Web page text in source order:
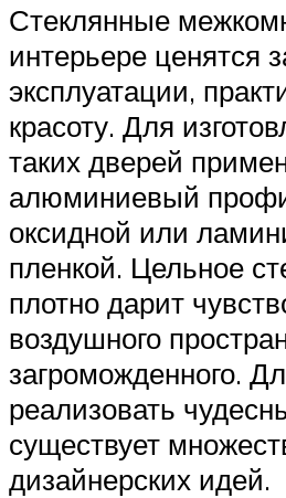
Стеклянные
интерьере ценятся
эксплуатации,
красоту. Для
таких дверей
алюминиевый
оксидной или
пленкой. Цельное
плотно дарит
воздушного
загроможденного.
реализовать
существует
дизайнерских идей.